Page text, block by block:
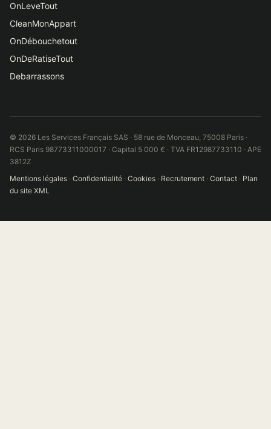
OnLeveTout
CleanMonAppart
OnDébouchetout
OnDeRatiseTout
Debarrassons
© 2026 Les Services Français SAS · 58 rue de Monceau, 75008 Paris ·
RCS Paris 98773311000017 · Capital 5 000 € · TVA FR12987733110 · APE
3812Z
Mentions légales · Confidentialité · Cookies · Recrutement · Contact · Plan
du site XML